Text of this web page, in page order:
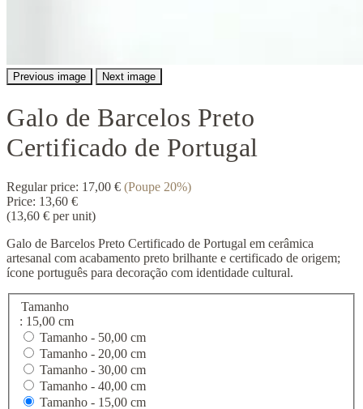
Previous image Next image
Galo de Barcelos Preto
Certificado de Portugal
Regular price: 17,00 € (Poupe 20%)
Price: 13,60 €
(13,60 € per unit)
Galo de Barcelos Preto Certificado de Portugal em cerâmica
artesanal com acabamento preto brilhante e certificado de origem;
ícone português para decoração com identidade cultural.
Tamanho
: 15,00 cm
Tamanho - 50,00 cm
Tamanho - 20,00 cm
Tamanho - 30,00 cm
Tamanho - 40,00 cm
Tamanho - 15,00 cm